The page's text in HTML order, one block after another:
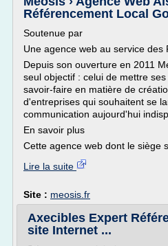
Référencement Local
Soutenue par
Une agence web au service des
Depuis son ouverture en 2011
seul objectif : celui de mettre
savoir-faire en matière de
d'entreprises qui souhaitent se
communication aujourd'hui
En savoir plus
Cette agence web dont le siège
Lire la suite
Site : meosis.fr
Axecibles Expert
site Internet ...